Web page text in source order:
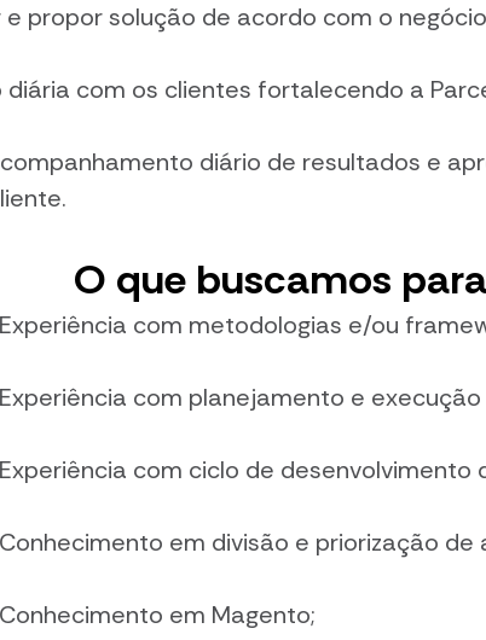
e propor solução de acordo com o
diária com os clientes fortalecendo a
diário de resultados e
O que buscamos
Experiência com metodologias e/ou
Experiência com planejamento e
Experiência com ciclo de desenvolvimento
Conhecimento em divisão e priorização
Conhecimento em Magento;